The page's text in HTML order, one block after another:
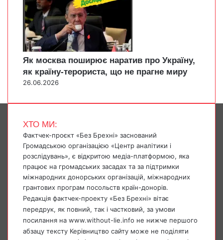
Як москва поширює наратив про Україну,
як країну-терориста, що не прагне миру
26.06.2026
ХТО МИ:
Фактчек-проєкт «Без Брехні» заснований
Громадською організацією «Центр аналітики і
розслідувань», є відкритою медіа-платформою, яка
працює на громадських засадах та за підтримки
міжнародних донорських організацій, міжнародних
грантових програм посольств країн-донорів.
Редакція фактчек-проекту «Без Брехні» вітає
передрук, як повний, так і частковий, за умови
посилання на www.without-lie.info не нижче першого
абзацу тексту Керівництво сайту може не поділяти